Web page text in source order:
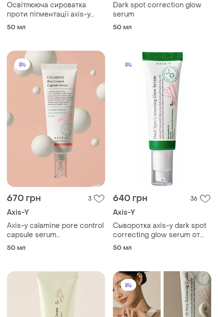
Освітлююча сироватка
проти пігментації axis-y
dark spot correcting glow
50 мл
Dark spot correction glow
serum
50 мл
670 грн 3
Axis-Y
Axis-y calamine pore control
capsule serum
гипоаллергенная
50 мл
640 грн 36
Axis-Y
Сыворотка axis-y dark spot
correcting glow serum от
пигментных пятен и для
50 мл